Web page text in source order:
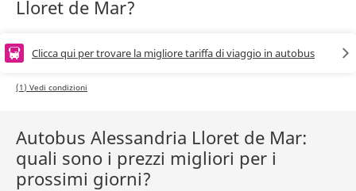
Lloret de Mar?
Clicca qui per trovare la migliore tariffa di viaggio in autobus
(1) Vedi condizioni
Autobus Alessandria Lloret de Mar:
quali sono i prezzi migliori per i
prossimi giorni?